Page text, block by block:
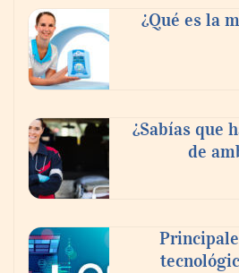
buscan proyectar talento
fortalecer el turismo
¿Qué es la
¿Sabías que
de